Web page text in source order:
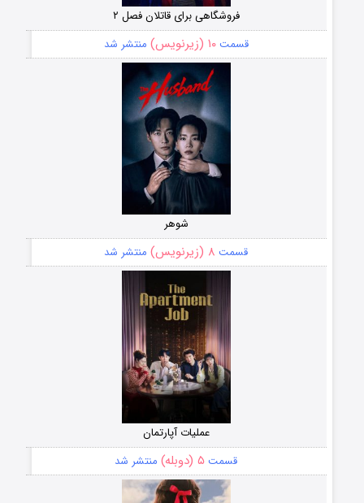
فروشگاهی برای قاتلان فصل ۲
قسمت۱۰ (زیرنویس) منتشر شد
شوهر
قسمت ۸ (زیرنویس) منتشر شد
عملیات آپارتمان
قسمت ۵ (دوبله) منتشر شد